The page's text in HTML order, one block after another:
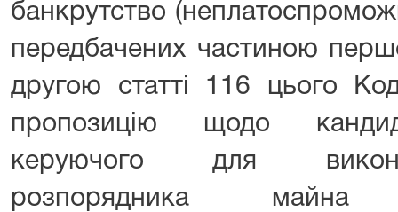
банкрутство
передбачених частиною
другою статті 116 цього
пропозицію щодо
керуючого для
розпорядника